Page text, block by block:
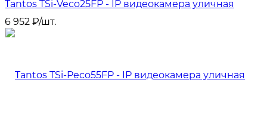
Tantos TSi-Veco25FP - IP видеокамера уличная
6 952 ₽/шт.